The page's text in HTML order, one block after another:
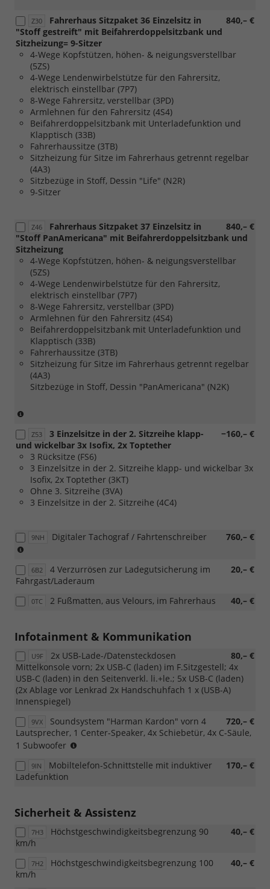
Z30 840,– €
Fahrerhaus Sitzpaket 36 Einzelsitz in
"Stoff gestreift" mit Beifahrerdoppelsitzbank und
Sitzheizung= 9-Sitzer
4-Wege Kopfstützen, höhen- & neigungsverstellbar
(5ZS)
4-Wege Lendenwirbelstütze für den Fahrersitz,
elektrisch einstellbar (7P7)
8-Wege Fahrersitz, verstellbar (3PD)
Armlehnen für den Fahrersitz (4S4)
Beifahrerdoppelsitzbank mit Unterladefunktion und
Klapptisch (33B)
Fahrerhaussitze (3TB)
Sitzheizung für Sitze im Fahrerhaus getrennt regelbar
(4A3)
Sitzbezüge in Stoff, Dessin "Life" (N2R)
9-Sitzer
Z46 840,– €
Fahrerhaus Sitzpaket 37 Einzelsitz in
"Stoff PanAmericana" mit Beifahrerdoppelsitzbank und
Sitzheizung
4-Wege Kopfstützen, höhen- & neigungsverstellbar
(5ZS)
4-Wege Lendenwirbelstütze für den Fahrersitz,
elektrisch einstellbar (7P7)
8-Wege Fahrersitz, verstellbar (3PD)
Armlehnen für den Fahrersitz (4S4)
Beifahrerdoppelsitzbank mit Unterladefunktion und
Klapptisch (33B)
Fahrerhaussitze (3TB)
Sitzheizung für Sitze im Fahrerhaus getrennt regelbar
(4A3)
Sitzbezüge in Stoff, Dessin "PanAmericana" (N2K)
Verbindung
mit
[Z08]
Exterieurpaket
''PanAmericana'')
Z53 −160,– €
3 Einzelsitze in der 2. Sitzreihe klapp-
und wickelbar 3x Isofix, 2x Toptether
3 Rücksitze (FS6)
3 Einzelsitze in der 2. Sitzreihe klapp- und wickelbar 3x
Isofix, 2x Toptether (3KT)
Ohne 3. Sitzreihe (3VA)
3 Einzelsitze in der 2. Sitzreihe (4C4)
9NH 760,– €
Digitaler Tachograf / Fahrtenschreiber
Verbindung
mit
Dachkonsole,
1-
DIN-
Fach
z.
B.
für
Fahrtenschreiber
/
Tachograph
und
AGM-
Fahrzeugbatterie
oder
2.
Ah,
6B2 20,– €
4 Verzurrösen zur Ladegutsicherung im
Fahrgast/Laderaum
0TC 40,– €
2 Fußmatten, aus Velours, im Fahrerhaus
Infotainment & Kommunikation
U9F 80,– €
2x USB-Lade-/Datensteckdosen
Mittelkonsole vorn; 2x USB-C (laden) im F.Sitzgestell; 4x
USB-C (laden) in den Seitenverkl. li.+le.; 5x USB-C (laden)
(2x Ablage vor Lenkrad 2x Handschuhfach 1 x (USB-A)
Innenspiegel)
9VX 720,– €
Soundsystem "Harman Kardon" vorn 4
Lautsprecher, 1 Center-Speaker, 4x Schiebetür, 4x C-Säule,
1 Subwoofer
Verbindung
mit
Schließ-
Startsystem
"Keyless
9IN 170,– €
Mobiltelefon-Schnittstelle mit induktiver
Ladefunktion
Sicherheit & Assistenz
7H3 40,– €
Höchstgeschwindigkeitsbegrenzung 90
km/h
7H2 40,– €
Höchstgeschwindigkeitsbegrenzung 100
km/h